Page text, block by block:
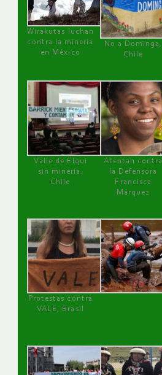
Wirakutas luchan
contra la minería
en México
No a Dominga,
Chile
Valle de Elqui
sin minería.
Chile
Atentan contra
la Defensora
Francisca
Márquez
Protestas contra
VALE, Brasil